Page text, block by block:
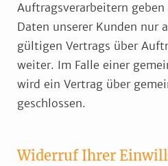
Auftragsverarbeitern
Daten unserer Kunden nur
gültigen Vertrags über
weiter. Im Falle einer
wird ein Vertrag über
geschlossen.
Widerruf Ihrer